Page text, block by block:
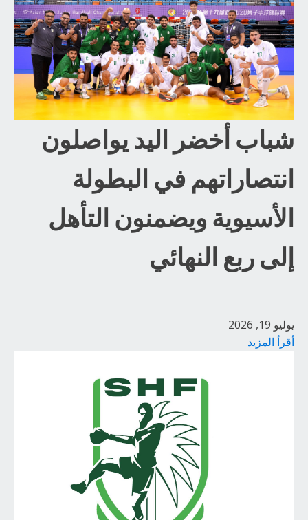
شباب أخضر اليد يواصلون
انتصاراتهم في البطولة
الأسيوية ويضمنون التأهل
إلى ربع النهائي
يوليو 19, 2026
أقرأ المزيد